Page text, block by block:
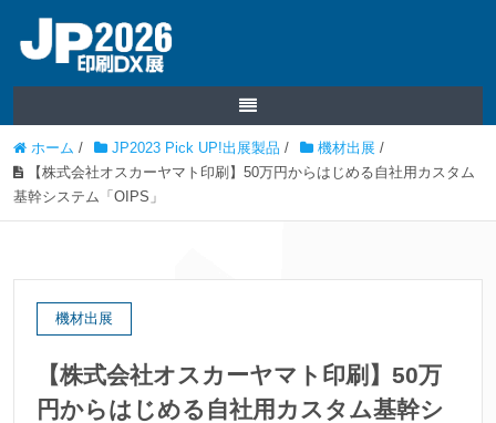
ホーム / JP2023 Pick UP!出展製品 / 機材出展 /
【株式会社オスカーヤマト印刷】50万円からはじめる自社用カスタム
基幹システム「OIPS」
機材出展
【株式会社オスカーヤマト印刷】50万
円からはじめる自社用カスタム基幹シ